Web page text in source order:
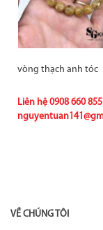
vòng thạch anh tóc
Liên hệ 0908 660 855
VỀ CHÚNG TÔI